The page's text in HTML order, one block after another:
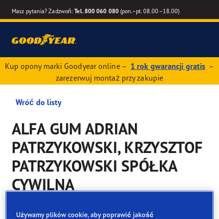
Masz pytania? Zadzwoń:Tel. 800 060 080(pon.–pt. 08.00–18.00)
Kup opony marki Goodyear online – 1 rok gwarancji gratis –
zarezerwuj montaż przy zakupie
Wróć do listy
ALFA GUM ADRIAN
PATRZYKOWSKI, KRZYSZTOF
PATRZYKOWSKI SPÓŁKA
CYWILNA
Używamy plików cookie, aby poprawić jakość